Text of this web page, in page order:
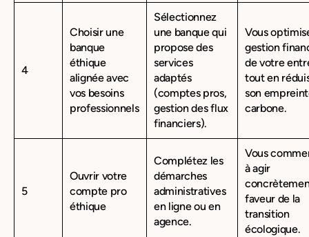
4
Choisir une
banque
éthique
alignée avec
vos besoins
professionnels
Sélectionnez
une banque qui
propose des
services
adaptés
(comptes pros,
gestion des flux
financiers).
Vous
gestion
de votre
tout en
son
carbone.
5
Ouvrir votre
compte pro
éthique
Complétez les
démarches
administratives
en ligne ou en
agence.
Vous
à agir
faveur de la
transition
écologique.